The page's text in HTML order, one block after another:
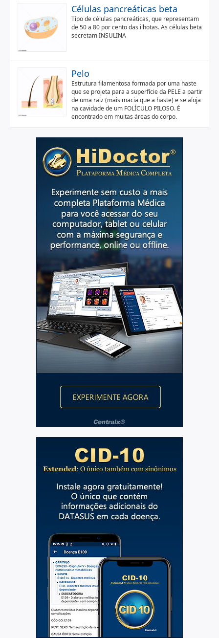
Células pancreáticas beta
Tipo de células pancreáticas, que representam
de 50 a 80 por cento das ilhotas. As células beta
secretam INSULINA
Pelo
Estrutura filamentosa formada por uma haste
que se projeta para a superfície da PELE a partir
de uma raiz (mais macia que a haste) e se aloja
na cavidade de um FOLÍCULO PILOSO. É
encontrado em muitas áreas do corpo.